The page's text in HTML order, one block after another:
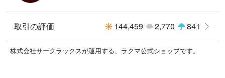
[シリアル]
[付属品]
なし
取引の評価 144,459 2,770 841
株式会社サークラックスが運用する、ラクマ公式ショップです。